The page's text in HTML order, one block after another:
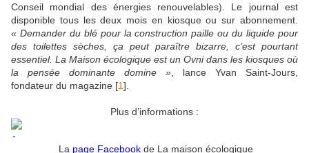
Conseil mondial des énergies renouvelables). Le journal est
disponible tous les deux mois en kiosque ou sur abonnement.
« Demander du blé pour la construction paille ou du liquide pour
des toilettes sèches, ça peut paraître bizarre, c’est pourtant
essentiel. La Maison écologique est un Ovni dans les kiosques où
la pensée dominante domine » , lance Yvan Saint-Jours,
fondateur du magazine [1]
Plus d’informations :
La page Facebook de La maison écologique